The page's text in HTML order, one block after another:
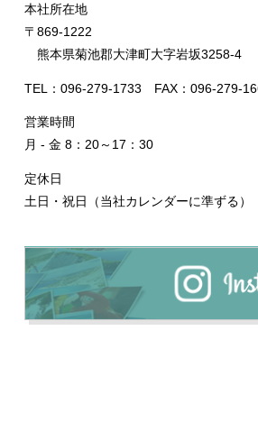
本社所在地
〒869-1222
熊本県菊池郡大津町大字岩坂3258-4
TEL：096-279-1733 FAX：096-279-
営業時間
月 - 金 8：20～17：30
定休日
土日・祝日（当社カレンダーに準ずる）